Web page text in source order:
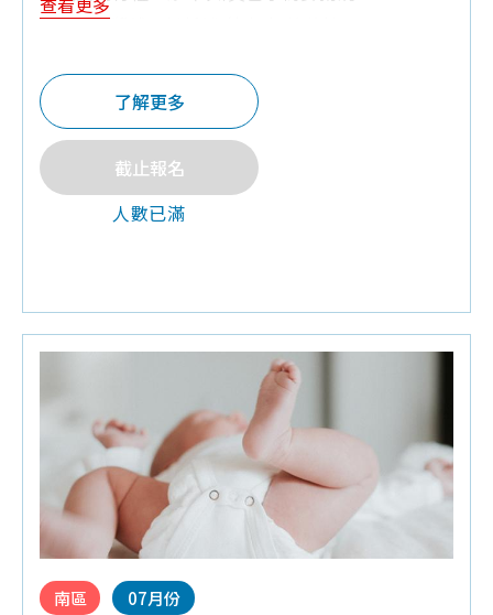
♦Q&A有獎禮：奶粉罐,紗布巾,棉花棒
查看更多
了解更多
截止報名
南區 07月份